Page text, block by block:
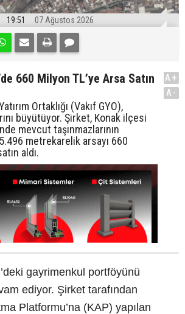
19:51 07 Ağustos 2026
660 Milyon TL’ye Arsa Satın
Ortaklığı (Vakıf GYO),
büyütüyor. Şirket, Konak ilçesi
mevcut taşınmazlarının
metrekarelik arsayı 660
aldı.
A+
A-
gayrimenkul portföyünü
ediyor. Şirket tarafından
Platformu’na (KAP) yapılan